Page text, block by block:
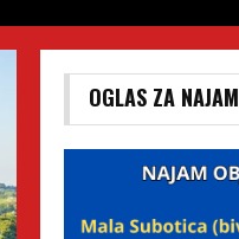
OGLAS ZA NAJAM